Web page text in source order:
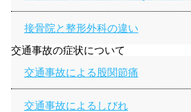
接骨院と整形外科の違い
交通事故の症状について
交通事故による股関節痛
交通事故によるしびれ